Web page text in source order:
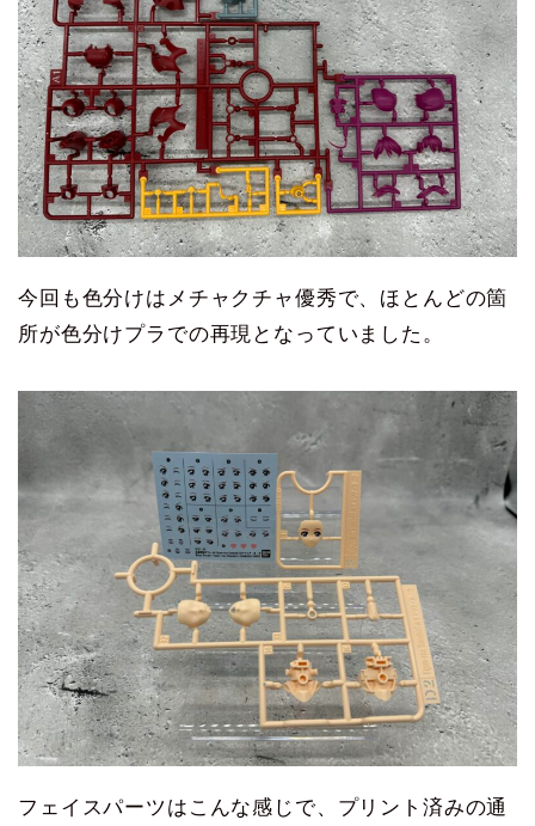
今回も色分けはメチャクチャ優秀で、ほとんどの箇
所が色分けプラでの再現となっていました。
フェイスパーツはこんな感じで、プリント済みの通